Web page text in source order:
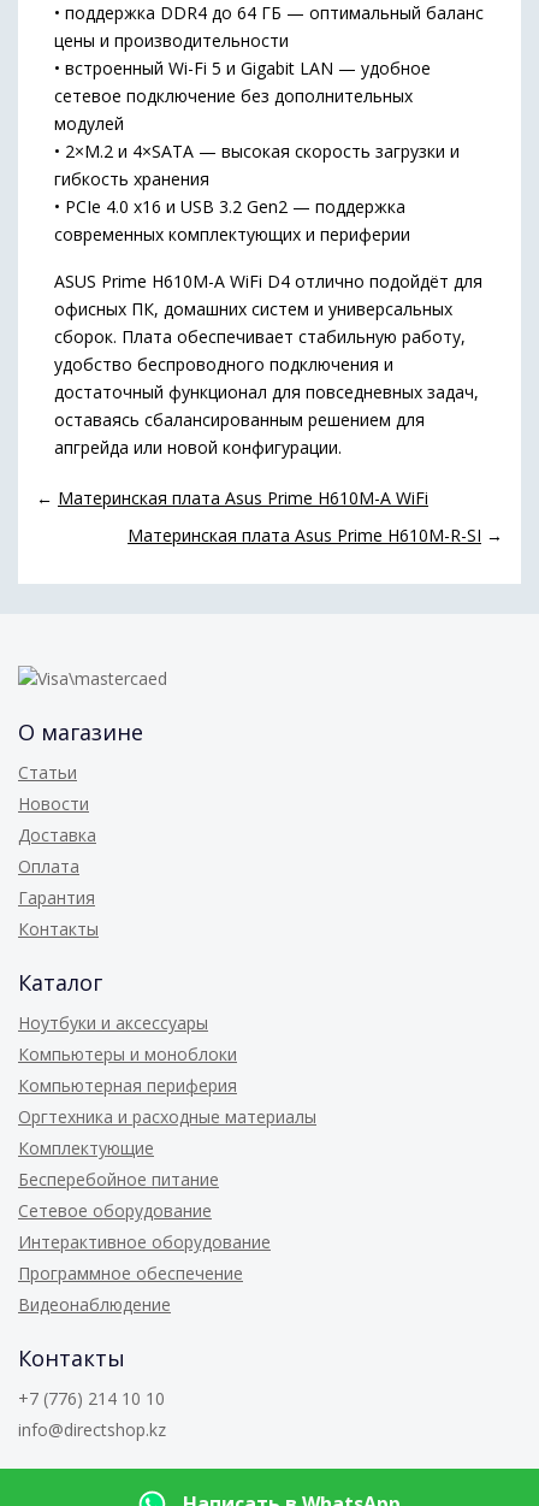
• поддержка DDR4 до 64 ГБ — оптимальный баланс
цены и производительности
• встроенный Wi-Fi 5 и Gigabit LAN — удобное
сетевое подключение без дополнительных
модулей
• 2×M.2 и 4×SATA — высокая скорость загрузки и
гибкость хранения
• PCIe 4.0 x16 и USB 3.2 Gen2 — поддержка
современных комплектующих и периферии
ASUS Prime H610M-A WiFi D4 отлично подойдёт для
офисных ПК, домашних систем и универсальных
сборок. Плата обеспечивает стабильную работу,
удобство беспроводного подключения и
достаточный функционал для повседневных задач,
оставаясь сбалансированным решением для
апгрейда или новой конфигурации.
← Материнская плата Asus Prime H610M-A WiFi
Материнская плата Asus Prime H610M-R-SI →
О магазине
Статьи
Новости
Доставка
Оплата
Гарантия
Контакты
Каталог
Ноутбуки и аксессуары
Компьютеры и моноблоки
Компьютерная периферия
Оргтехника и расходные материалы
Комплектующие
Бесперебойное питание
Сетевое оборудование
Интерактивное оборудование
Программное обеспечение
Видеонаблюдение
Контакты
+7 (776) 214 10 10
info@directshop.kz
Directshop.kz